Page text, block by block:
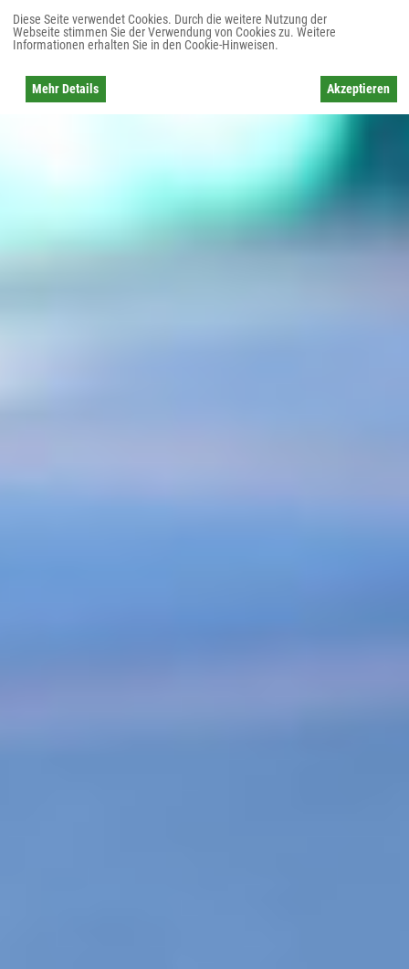
Diese Seite verwendet Cookies. Durch die weitere Nutzung der
Webseite stimmen Sie der Verwendung von Cookies zu. Weitere
Informationen erhalten Sie in den Cookie-Hinweisen.
Mehr Details Akzeptieren